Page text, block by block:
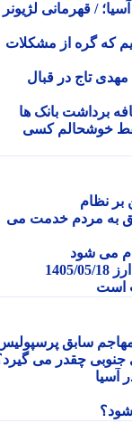
قهرمانی لژیونر
گره از مشکلات
تاج در قبال
بانک ها
خوشحالم کسی
مردم خدمت می
شود
سابق پرسپولیس
چقدر می گیرد؟